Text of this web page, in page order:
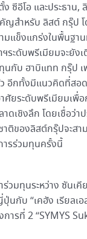
ซีอีโอ และประธาน,
ญสำหรับ ลิสต์ กรุ๊ป โ
มแข็งแกร่งในพื้นฐา
ระดับพรีเมียมจะยัง
นกับ ฮาบิแทท กรุ๊ป
อีกทั้งมีแนวคิดที่สอ
ยระดับพรีเมียมเพื่อ
ดเชิงลึก โดยเชื่อว่า
าติของลิสต์กรุ๊ปจะส
ารร่วมทุนครั้งนี้
ร่วมทุนระหว่าง ซันเ
กับ “เคฮัง เรียลเอ
การที่ 2 “SYMYS